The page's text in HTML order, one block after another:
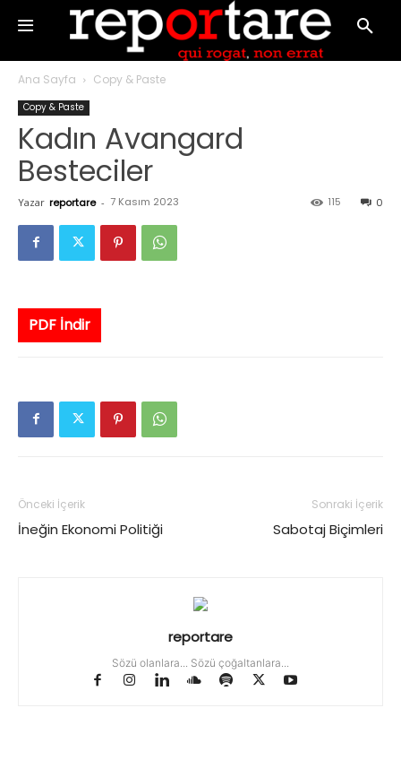
Ana Sayfa Copy & Paste
Copy & Paste
Kadın Avangard
Besteciler
Yazar reportare - 7 Kasım 2023 0
115
PDF İndir
Önceki İçerik
İneğin Ekonomi Politiği
Sonraki İçerik
Sabotaj Biçimleri
reportare
Sözü olanlara... Sözü çoğaltanlara...